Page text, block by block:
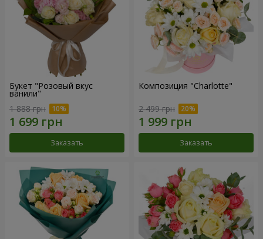
Букет "Розовый вкус
ванили"
1 888 грн
Заказать
Композиция "Charlotte"
2 499 грн
Заказать